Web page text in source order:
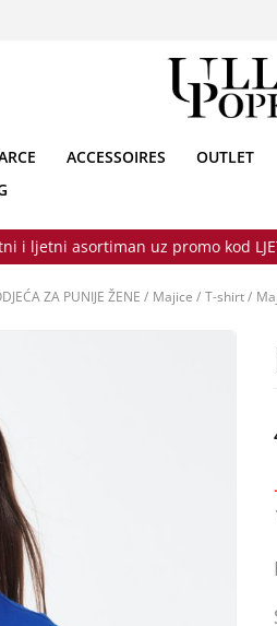
ACCESSOIRES
OUTLET
i ljetni asortiman uz promo kod
ZA PUNIJE ŽENE / Majice / T-shirt/